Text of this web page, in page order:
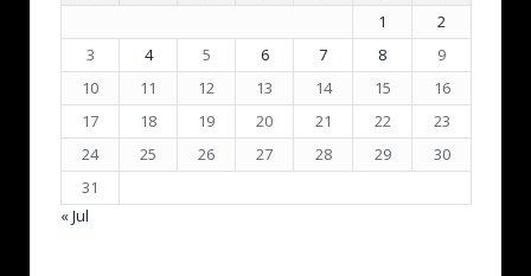
1
2
3
4 5 6 7 8
9
10
11 12 13 14 15
16
17
18 19 20 21 22
23
24
25 26 27 28 29
30
31
« Jul